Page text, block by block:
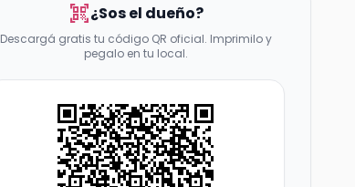
qr_code_scanner¿Sos el dueño?
Descargá gratis tu código QR oficial. Imprimilo y
pegalo en tu local.